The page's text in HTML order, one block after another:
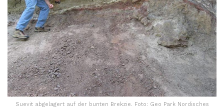
Suevit abgelagert auf der bunten Brekzie. Foto: Geo Park Nordisches